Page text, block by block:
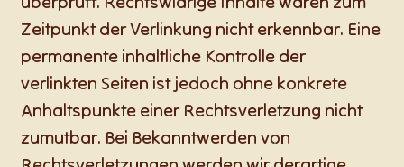
Zeitpunkt der Verlinkung nicht erkennbar. Eine
permanente inhaltliche Kontrolle der
verlinkten Seiten ist jedoch ohne konkrete
Anhaltspunkte einer Rechtsverletzung nicht
zumutbar. Bei Bekanntwerden von